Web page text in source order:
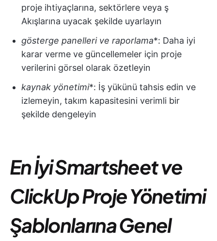
proje ihtiyaçlarına, sektörlere veya ş
Akışlarına uyacak şekilde uyarlayın
gösterge panelleri ve raporlama*: Daha iyi
karar verme ve güncellemeler için proje
verilerini görsel olarak özetleyin
kaynak yönetimi*: İş yükünü tahsis edin ve
izlemeyin, takım kapasitesini verimli bir
şekilde dengeleyin
En İyi Smartsheet ve
ClickUp Proje Yönetimi
Şablonlarına Genel